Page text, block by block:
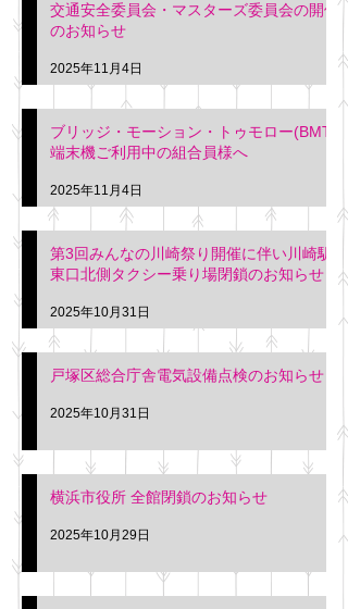
交通安全委員会・マスターズ委員会の開催
のお知らせ
2025年11月4日
ブリッジ・モーション・トゥモロー(BMT)
端末機ご利用中の組合員様へ
2025年11月4日
第3回みんなの川崎祭り開催に伴い川崎駅
東口北側タクシー乗り場閉鎖のお知らせ
2025年10月31日
戸塚区総合庁舎電気設備点検のお知らせ
2025年10月31日
横浜市役所 全館閉鎖のお知らせ
2025年10月29日